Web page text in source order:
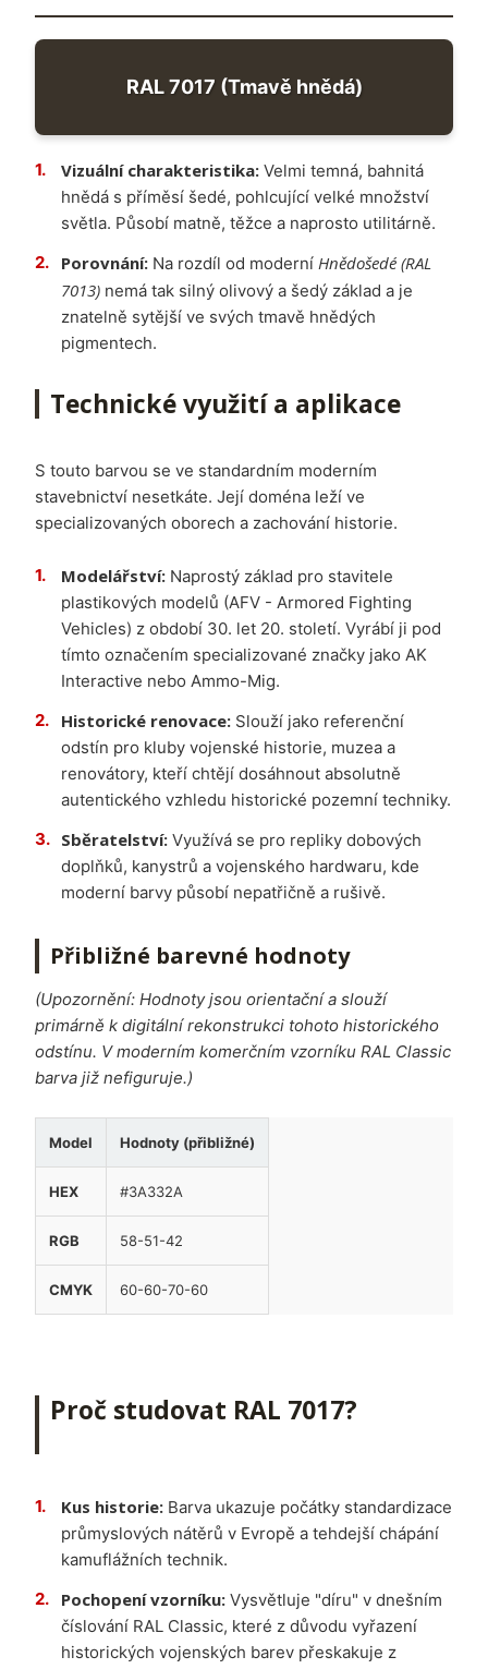
RAL 7017 (Tmavě hnědá)
Vizuální charakteristika: Velmi temná, bahnitá
hnědá s příměsí šedé, pohlcující velké množství
světla. Působí matně, těžce a naprosto utilitárně.
Porovnání: Na rozdíl od moderní Hnědošedé (RAL
7013) nemá tak silný olivový a šedý základ a je
znatelně sytější ve svých tmavě hnědých
pigmentech.
Technické využití a aplikace
S touto barvou se ve standardním moderním
stavebnictví nesetkáte. Její doména leží ve
specializovaných oborech a zachování historie.
Modelářství: Naprostý základ pro stavitele
plastikových modelů (AFV - Armored Fighting
Vehicles) z období 30. let 20. století. Vyrábí ji pod
tímto označením specializované značky jako AK
Interactive nebo Ammo-Mig.
Historické renovace: Slouží jako referenční
odstín pro kluby vojenské historie, muzea a
renovátory, kteří chtějí dosáhnout absolutně
autentického vzhledu historické pozemní techniky.
Sběratelství: Využívá se pro repliky dobových
doplňků, kanystrů a vojenského hardwaru, kde
moderní barvy působí nepatřičně a rušivě.
Přibližné barevné hodnoty
(Upozornění: Hodnoty jsou orientační a slouží
primárně k digitální rekonstrukci tohoto historického
odstínu. V moderním komerčním vzorníku RAL Classic
barva již nefiguruje.)
Model Hodnoty (přibližné)
HEX #3A332A
RGB 58-51-42
CMYK 60-60-70-60
Proč studovat RAL 7017?
Kus historie: Barva ukazuje počátky standardizace
průmyslových nátěrů v Evropě a tehdejší chápání
kamuflážních technik.
Pochopení vzorníku: Vysvětluje "díru" v dnešním
číslování RAL Classic, které z důvodu vyřazení
historických vojenských barev přeskakuje z